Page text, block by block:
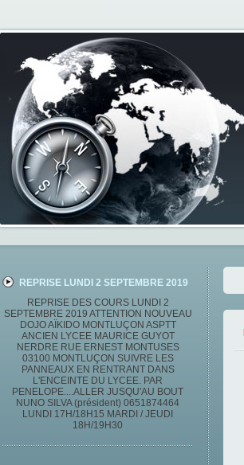
REPRISE LUNDI 2 SEPTEMBRE 2019
REPRISE DES COURS LUNDI 2
SEPTEMBRE 2019 ATTENTION NOUVEAU
DOJO AÏKIDO MONTLUÇON ASPTT
ANCIEN LYCEE MAURICE GUYOT
NERDRE RUE ERNEST MONTUSES
03100 MONTLUÇON SUIVRE LES
PANNEAUX EN RENTRANT DANS
L'ENCEINTE DU LYCEE. PAR
PENELOPE....ALLER JUSQU'AU BOUT
NUNO SILVA (président) 0651874464
LUNDI 17H/18H15 MARDI / JEUDI
18H/19H30